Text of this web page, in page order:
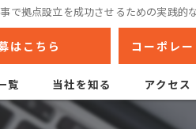
で拠点設立を成功させるための実践的
はこちら コーポレ
覧 当社を知る アクセス